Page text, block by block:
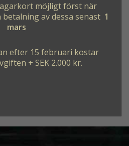
möjligt först när
av dessa senast 1
mars
efter 15 februari kostar
+ SEK 2.000 kr.